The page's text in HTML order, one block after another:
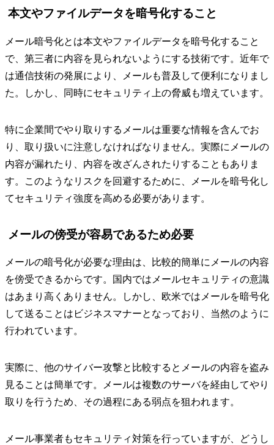
本文やファイルデータを暗号化すること
メール暗号化とは本文やファイルデータを暗号化すること
で、第三者に内容を見られないようにする技術です。近年で
は通信技術の発展により、メールも普及して便利になりまし
た。しかし、同時にセキュリティ上の脅威も増えています。
特に企業間でやり取りするメールは重要な情報を含んでお
り、取り扱いに注意しなければなりません。実際にメールの
内容が漏れたり、内容を改ざんされたりすることもありま
す。このようなリスクを回避するために、メールを暗号化し
てセキュリティ強度を高める必要があります。
メールの傍受が容易であるため必要
メールの暗号化が必要な理由は、比較的簡単にメールの内容
を傍受できるからです。国内ではメールセキュリティの意識
はあまり高くありません。しかし、欧米ではメールを暗号化
して送ることはビジネスマナーとなっており、当然のように
行われています。
実際に、他のサイバー攻撃と比較するとメールの内容を盗み
見ることは簡単です。メールは複数のサーバを経由してやり
取りを行うため、その過程にある弱点を狙われます。
メール事業者もセキュリティ対策を行っていますが、どうし